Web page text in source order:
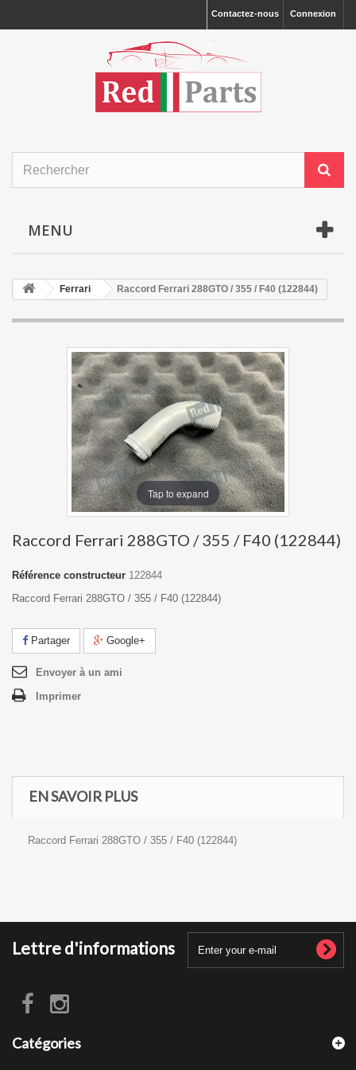
Connexion
Contactez-nous
MENU
Ferrari Raccord Ferrari 288GTO / 355 / F40 (122844)
Tap to expand
Raccord Ferrari 288GTO / 355 / F40 (122844)
Référence constructeur 122844
Raccord Ferrari 288GTO / 355 / F40 (122844)
Partager Google+
Envoyer à un ami
Imprimer
EN SAVOIR PLUS
Raccord Ferrari 288GTO / 355 / F40 (122844)
Lettre d'informations
Catégories